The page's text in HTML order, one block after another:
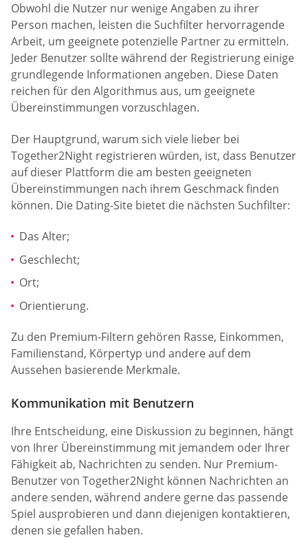
Obwohl die Nutzer nur wenige Angaben zu ihrer
Person machen, leisten die Suchfilter hervorragende
Arbeit, um geeignete potenzielle Partner zu ermitteln.
Jeder Benutzer sollte während der Registrierung einige
grundlegende Informationen angeben. Diese Daten
reichen für den Algorithmus aus, um geeignete
Übereinstimmungen vorzuschlagen.
Der Hauptgrund, warum sich viele lieber bei
Together2Night registrieren würden, ist, dass Benutzer
auf dieser Plattform die am besten geeigneten
Übereinstimmungen nach ihrem Geschmack finden
können. Die Dating-Site bietet die nächsten Suchfilter:
Das Alter;
Geschlecht;
Ort;
Orientierung.
Zu den Premium-Filtern gehören Rasse, Einkommen,
Familienstand, Körpertyp und andere auf dem
Aussehen basierende Merkmale.
Kommunikation mit Benutzern
Ihre Entscheidung, eine Diskussion zu beginnen, hängt
von Ihrer Übereinstimmung mit jemandem oder Ihrer
Fähigkeit ab, Nachrichten zu senden. Nur Premium-
Benutzer von Together2Night können Nachrichten an
andere senden, während andere gerne das passende
Spiel ausprobieren und dann diejenigen kontaktieren,
denen sie gefallen haben.